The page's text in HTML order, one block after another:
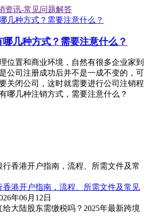
资讯-常见问题解答
几种方式？需要注意什么？
位置和商业环境，自然有很多企业家到
公司注册成功后并不是一成不变的，可
关闭公司，这时就需要进行公司注销程
哪几种注销方式，需要注意什么？
香港开户指南，流程、所需文件及常见
年06月12日